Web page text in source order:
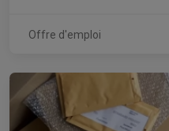
Offre d'emploi